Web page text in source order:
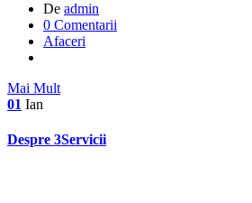
De admin
0 Comentarii
Afaceri
Mai Mult
01 Ian
Despre 3Servicii